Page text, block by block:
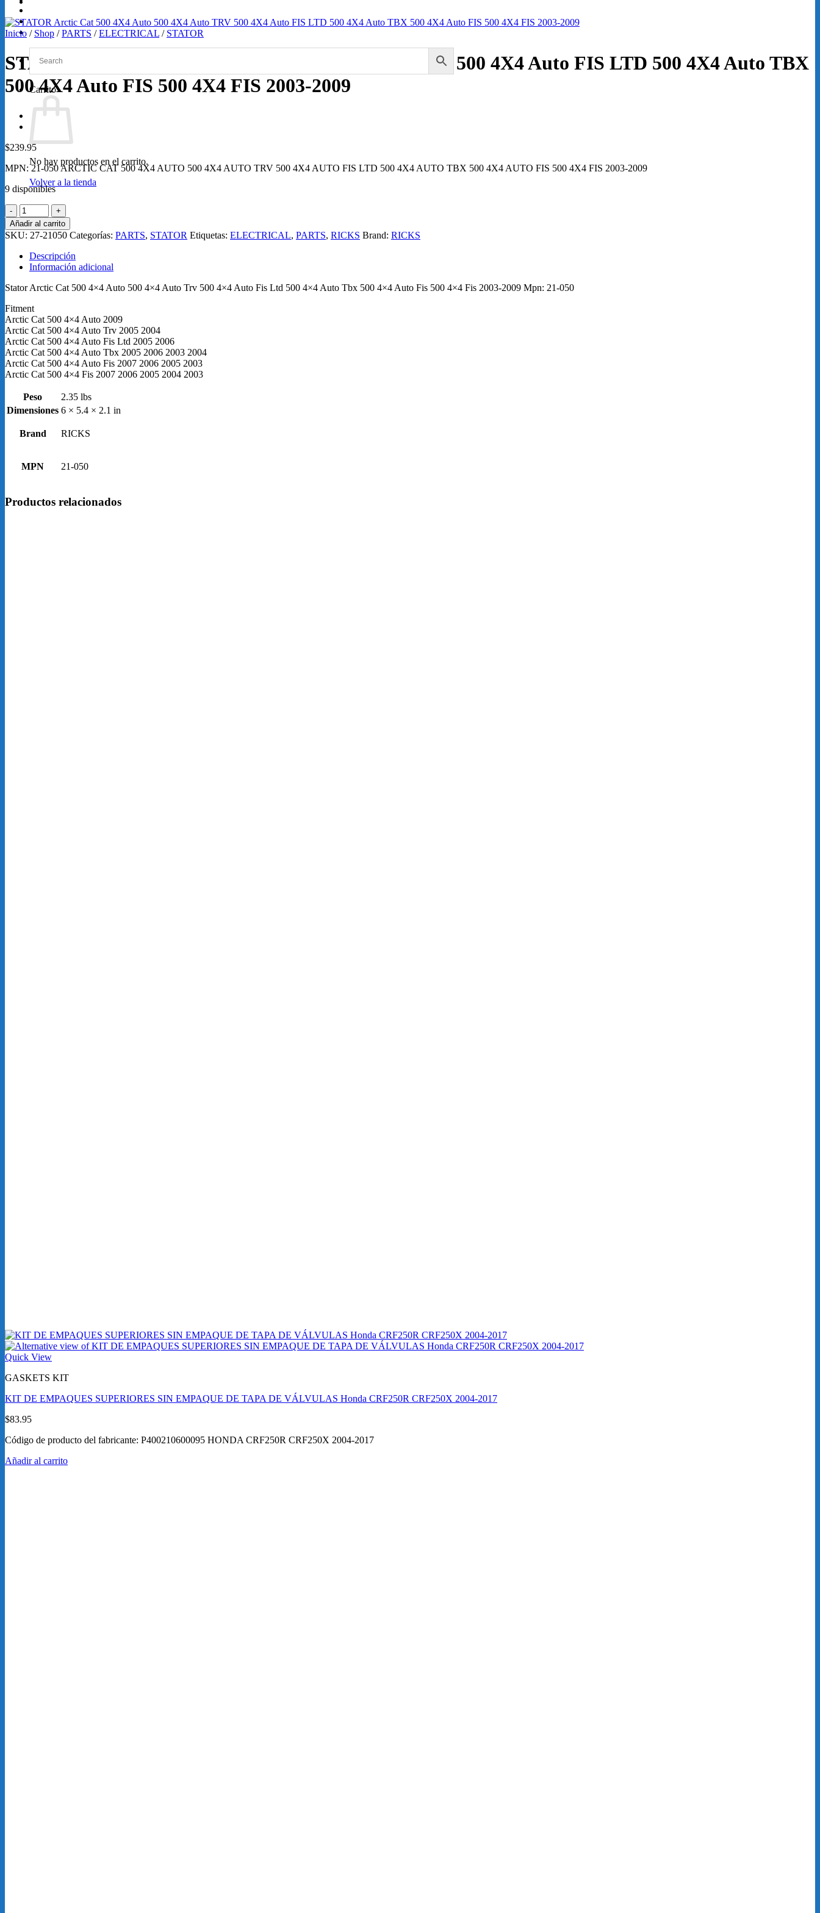
SERVICIOS
Loretta Lynn 2026
Carrito
No hay productos en el carrito.
Volver a la tienda
Inicio / Shop / PARTS / ELECTRICAL / STATOR
STATOR Arctic Cat 500 4X4 Auto 500 4X4 Auto TRV 500 4X4 Auto FIS LTD 500 4X4 Auto TBX
500 4X4 Auto FIS 500 4X4 FIS 2003-2009
$239.95
MPN: 21-050 ARCTIC CAT 500 4X4 AUTO 500 4X4 AUTO TRV 500 4X4 AUTO FIS LTD 500 4X4 AUTO TBX 500 4X4 AUTO FIS 500 4X4 FIS 2003-2009
9 disponibles
STATOR
Arctic
Cat
500
4X4
Auto
500
4X4
TRV
500
4X4
Auto
FIS
LTD
500
Auto
TBX
4X4
Auto
500
4X4
2009
Añadir al carrito
SKU: 27-21050 Categorías: PARTS, STATOR Etiquetas: ELECTRICAL, PARTS, RICKS Brand: RICKS
Descripción
Información adicional
Stator Arctic Cat 500 4×4 Auto 500 4×4 Auto Trv 500 4×4 Auto Fis Ltd 500 4×4 Auto Tbx 500 4×4 Auto Fis 500 4×4 Fis 2003-2009 Mpn: 21-050
Fitment
Arctic Cat 500 4×4 Auto 2009
Arctic Cat 500 4×4 Auto Trv 2005 2004
Arctic Cat 500 4×4 Auto Fis Ltd 2005 2006
Arctic Cat 500 4×4 Auto Tbx 2005 2006 2003 2004
Arctic Cat 500 4×4 Auto Fis 2007 2006 2005 2003
Arctic Cat 500 4×4 Fis 2007 2006 2005 2004 2003
Peso
2.35 lbs
Dimensiones 6 × 5.4 × 2.1 in
Brand RICKS
MPN 21-050
Productos relacionados
Quick View
GASKETS KIT
KIT DE EMPAQUES SUPERIORES SIN EMPAQUE DE TAPA DE VÁLVULAS Honda CRF250R CRF250X 2004-2017
$83.95
Código de producto del fabricante: P400210600095 HONDA CRF250R CRF250X 2004-2017
Añadir al carrito